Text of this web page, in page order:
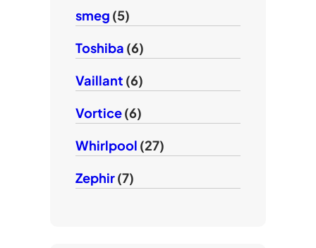
smeg (5)
Toshiba (6)
Vaillant (6)
Vortice(6)
Whirlpool (27)
Zephir(7)